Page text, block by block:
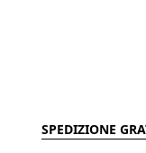
SPEDIZIONE